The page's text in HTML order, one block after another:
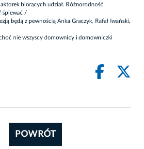
biorących udział. Różnorodność
śpiewać /
będą z pewnością Anka Graczyk, Rafał Iwański,
nie wszyscy domownicy i domowniczki
POWRÓT